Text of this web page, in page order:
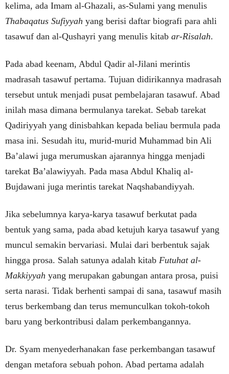
kelima, ada Imam al-Ghazali, as-Sulami yang menulis
Thabaqatus Sufiyyah yang berisi daftar biografi para ahli
tasawuf dan al-Qushayri yang menulis kitab ar-Risalah.
Pada abad keenam, Abdul Qadir al-Jilani merintis
madrasah tasawuf pertama. Tujuan didirikannya madrasah
tersebut untuk menjadi pusat pembelajaran tasawuf. Abad
inilah masa dimana bermulanya tarekat. Sebab tarekat
Qadiriyyah yang dinisbahkan kepada beliau bermula pada
masa ini. Sesudah itu, murid-murid Muhammad bin Ali
Ba’alawi juga merumuskan ajarannya hingga menjadi
tarekat Ba’alawiyyah. Pada masa Abdul Khaliq al-
Bujdawani juga merintis tarekat Naqshabandiyyah.
Jika sebelumnya karya-karya tasawuf berkutat pada
bentuk yang sama, pada abad ketujuh karya tasawuf yang
muncul semakin bervariasi. Mulai dari berbentuk sajak
hingga prosa. Salah satunya adalah kitab Futuhat al-
Makkiyyah yang merupakan gabungan antara prosa, puisi
serta narasi. Tidak berhenti sampai di sana, tasawuf masih
terus berkembang dan terus memunculkan tokoh-tokoh
baru yang berkontribusi dalam perkembangannya.
Dr. Syam menyederhanakan fase perkembangan tasawuf
dengan metafora sebuah pohon. Abad pertama adalah